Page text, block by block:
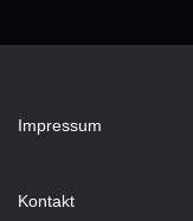
Impressum
Kontakt